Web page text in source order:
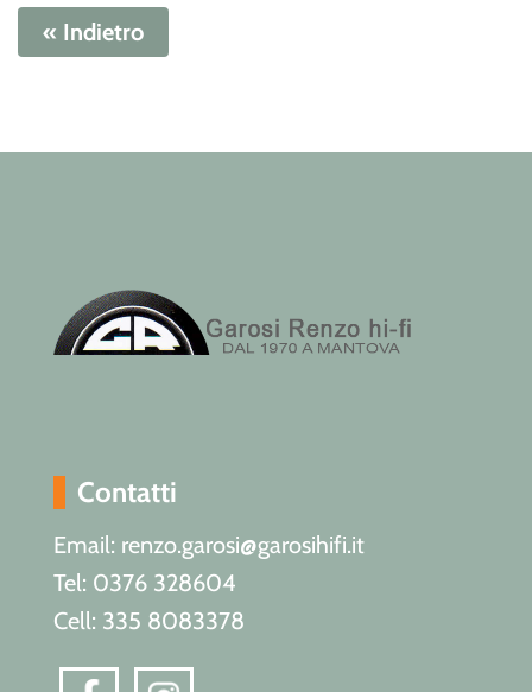
« Indietro
Contatti
Email: renzo.garosi@garosihifi.it
Tel: 0376 328604
Cell: 335 8083378